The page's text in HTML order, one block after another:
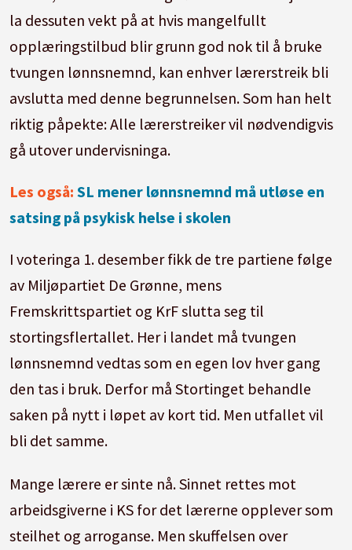
la dessuten vekt på at hvis mangelfullt
opplæringstilbud blir grunn god nok til å bruke
tvungen lønnsnemnd, kan enhver lærerstreik bli
avslutta med denne begrunnelsen. Som han helt
riktig påpekte: Alle lærerstreiker vil nødvendigvis
gå utover undervisninga.
Les også:SL mener lønnsnemnd må utløse en
satsing på psykisk helse i skolen
I voteringa 1. desember fikk de tre partiene følge
av Miljøpartiet De Grønne, mens
Fremskrittspartiet og KrF slutta seg til
stortingsflertallet. Her i landet må tvungen
lønnsnemnd vedtas som en egen lov hver gang
den tas i bruk. Derfor må Stortinget behandle
saken på nytt i løpet av kort tid. Men utfallet vil
bli det samme.
Mange lærere er sinte nå. Sinnet rettes mot
arbeidsgiverne i KS for det lærerne opplever som
steilhet og arroganse. Men skuffelsen over